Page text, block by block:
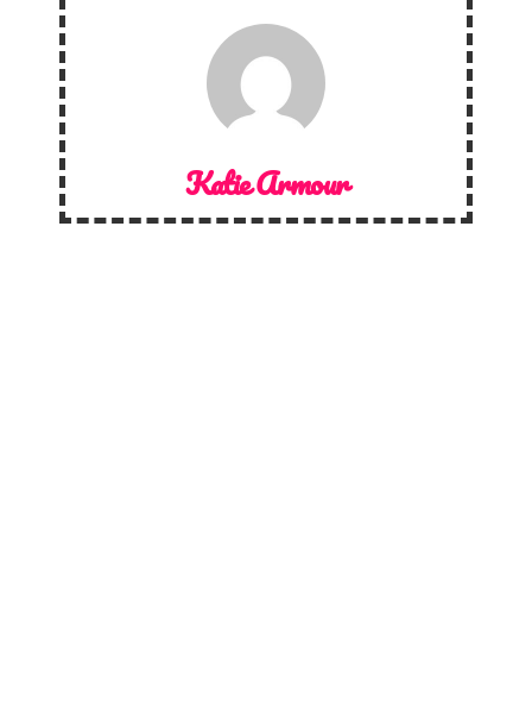
Katie Armour